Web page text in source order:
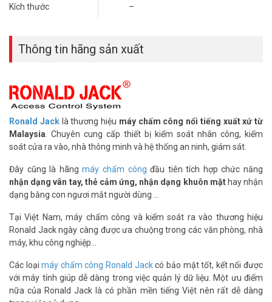
Thông số kỹ thuật máy chấm công
RONALD JACK 4000-G
– Khả năng quản lý 6000 dấu vân tay + 6000 thẻ cảm ứng
– Dung lượng: 200.000 sự kiện chấm công
– Tích hợp hệ thống đóng mở cửa ra vào (NO, NC, Exit button, Door
Sensor)
– Pin lưu điện bên trong phòng khi cúp điện từ 4h-8h
– Tốc độ nhận dạng vân tay <1s - Độ dài mã đăng ký <=9 - Khoảng
TCP/IP - USB - Phương thức xác minh bằng vân tay hoặc bằng thẻ
cảm ứng - Âm thanh hỗ trợ trạng thái xác minh - Phần mềm: Wise
Eye Mix3 - Hỗ trợ mọi thẻ có hình dạng đặc biệt - Ngôn ngữ: Tiếng
Malaysia. - Bảo hành: 12 tháng.
Đặt mua hàng Online ngay hôm nay để được hỗ trợ giá tốt nhất.
Kích thước –
Thông tin hãng sản xuất
Ronald Jacklà thương hiệu máy chấm công nổi tiếng xuất xứ từ
Malaysia . Chuyên cung cấp thiết bị kiểm soát nhân công, kiểm
soát cửa ra vào, nhà thông minh và hệ thống an ninh, giám sát.
Đây cũng là hãngmáy chấm công đầu tiên tích hợp chức năng
nhận dạng vân tay, thẻ cảm ứng, nhận dạng khuôn mặt hay nhận
dạng bằng con ngươi mắt người dùng ...
Tại Việt Nam, máy chấm công và kiểm soát ra vào thương hiệu
Ronald Jack ngày càng được ưa chuộng trong các văn phòng, nhà
máy, khu công nghiệp...
Các loạimáy chấm công Ronald Jackcó bảo mật tốt, kết nối được
với máy tính giúp dễ dàng trong việc quản lý dữ liệu. Một ưu điểm
nữa của Ronald Jack là có phần mền tiếng Việt nên rất dễ dàng